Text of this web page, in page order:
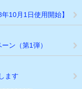
10月1日使用開始】
ン（第1弾）
ます